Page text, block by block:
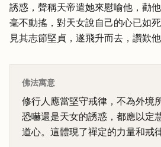
誘惑，聲稱天帝遣她來慰喻他，勸
毫不動搖，對天女說自己的心已如
見其志節堅貞，遂飛升而去，讚歎他
佛法寓意
修行人應當堅守戒律，不為外境
恐嚇還是天女的誘惑，都應以定
道心。這體現了禪定的力量和戒